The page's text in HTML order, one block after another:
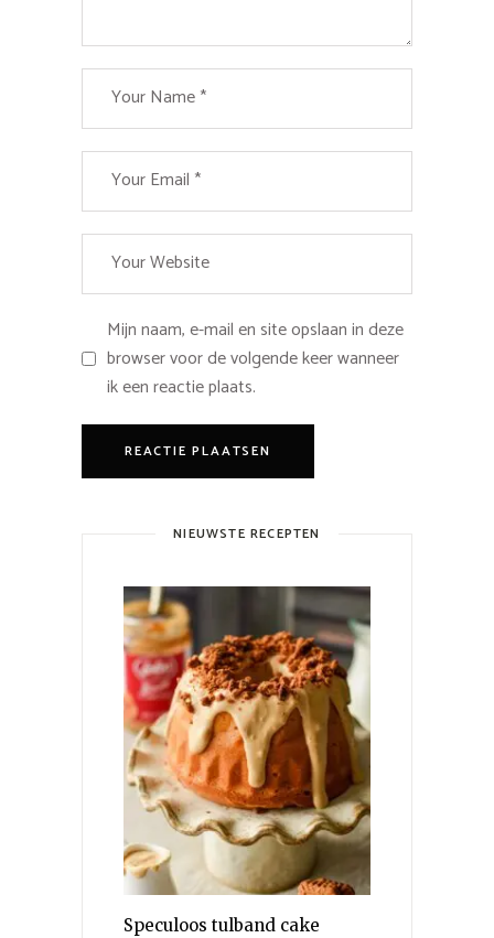
Mijn naam, e-mail en site opslaan in deze
browser voor de volgende keer wanneer
ik een reactie plaats.
NIEUWSTE RECEPTEN
Speculoos tulband cake